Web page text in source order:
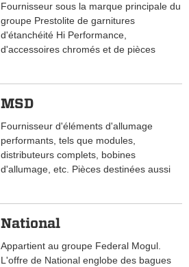
Fournisseur sous la marque principale du
groupe Prestolite de garnitures
d'étanchéité Hi Performance,
d'accessoires chromés et de pièces
MSD
Fournisseur d'éléments d'allumage
performants, tels que modules,
distributeurs complets, bobines
d'allumage, etc. Pièces destinées aussi
National
Appartient au groupe Federal Mogul.
L'offre de National englobe des bagues